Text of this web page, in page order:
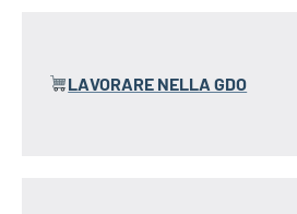
LAVORARE NELLA GDO